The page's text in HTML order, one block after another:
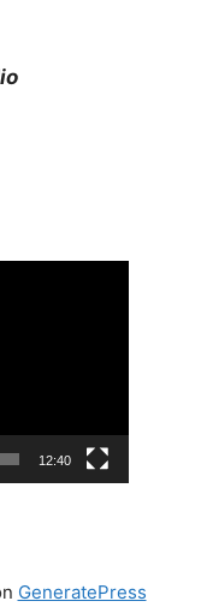
12:40
GeneratePress